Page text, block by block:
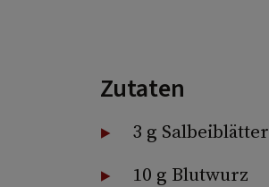
Zutaten
3 g Salbeiblätter
10 g Blutwurz